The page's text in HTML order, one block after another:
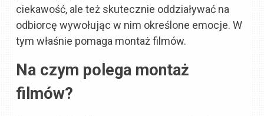
ciekawość, ale też skutecznie oddziaływać na
odbiorcę wywołując w nim określone emocje. W
tym właśnie pomaga montaż filmów.
Na czym polega montaż
filmów?